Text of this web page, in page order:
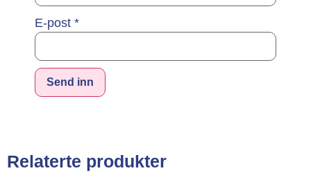
E-post *
Relaterte produkter